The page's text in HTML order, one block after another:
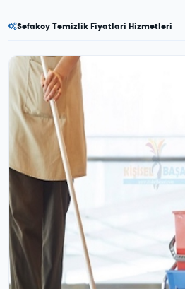
Sefakoy Temizlik Fiyatlari Hizmetleri